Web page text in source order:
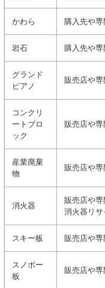
かわら 購入先や専
岩石 購入先や専
グランド
ピアノ
販売店や専
コンクリ
ートブロ
ック
販売店や専
産業廃棄
物
販売店や専
消火器
販売店や専
消火器リ
スキー板 販売店や専
スノボー
板
販売店や専